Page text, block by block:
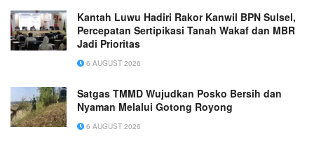
Kantah Luwu Hadiri Rakor Kanwil BPN Sulsel,
Percepatan Sertipikasi Tanah Wakaf dan MBR
Jadi Prioritas
6 AUGUST 2026
Satgas TMMD Wujudkan Posko Bersih dan
Nyaman Melalui Gotong Royong
6 AUGUST 2026